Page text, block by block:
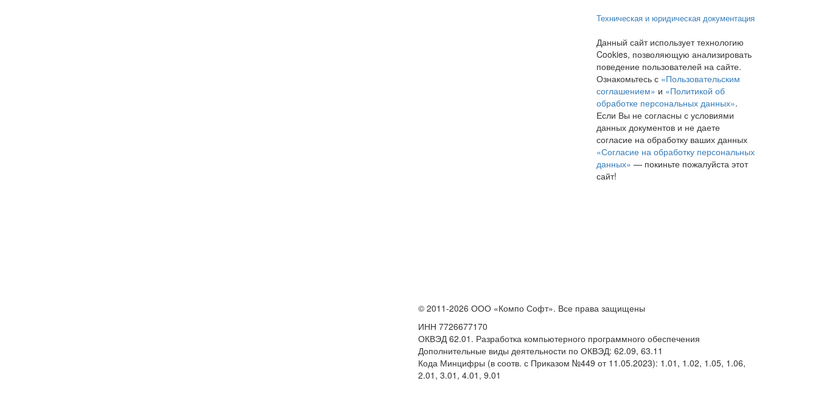
Техническая и юридическая документация
Данный сайт использует технологию
Cookies, позволяющую анализировать
поведение пользователей на сайте.
Ознакомьтесь с «Пользовательским
соглашением» и «Политикой об
обработке персональных данных».
Если Вы не согласны с условиями
данных документов и не даете
согласие на обработку ваших данных
«Согласие на обработку персональных
данных» — покиньте пожалуйста этот
сайт!
© 2011-2026 ООО «Компо Софт». Все права защищены
ИНН 7726677170
ОКВЭД 62.01. Разработка компьютерного программного обеспечения
Дополнительные виды деятельности по ОКВЭД: 62.09, 63.11
Кода Минцифры (в соотв. с Приказом №449 от 11.05.2023): 1.01, 1.02, 1.05, 1.06,
2.01, 3.01, 4.01, 9.01